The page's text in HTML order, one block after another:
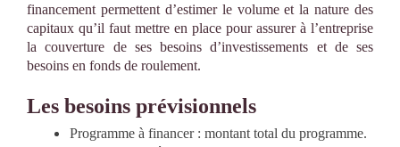
financement permettent d’estimer le volume et la nature des
capitaux qu’il faut mettre en place pour assurer à l’entreprise
la couverture de ses besoins d’investissements et de ses
besoins en fonds de roulement.
Les besoins prévisionnels
Programme à financer : montant total du programme.